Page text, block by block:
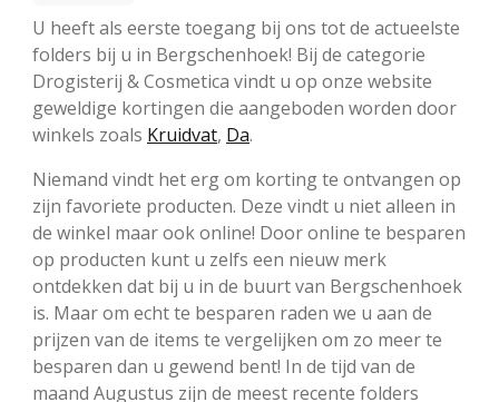
U heeft als eerste toegang bij ons tot de actueelste
folders bij u in Bergschenhoek! Bij de categorie
Drogisterij & Cosmetica vindt u op onze website
geweldige kortingen die aangeboden worden door
winkels zoals Kruidvat, Da.
Niemand vindt het erg om korting te ontvangen op
zijn favoriete producten. Deze vindt u niet alleen in
de winkel maar ook online! Door online te besparen
op producten kunt u zelfs een nieuw merk
ontdekken dat bij u in de buurt van Bergschenhoek
is. Maar om echt te besparen raden we u aan de
prijzen van de items te vergelijken om zo meer te
besparen dan u gewend bent! In de tijd van de
maand Augustus zijn de meest recente folders